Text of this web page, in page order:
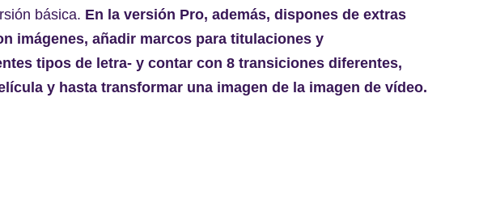
básica. En la versión Pro, además, dispones de extras
imágenes, añadir marcos para titulaciones y
tipos de letra- y contar con 8 transiciones diferentes,
y hasta transformar una imagen de la imagen de vídeo.